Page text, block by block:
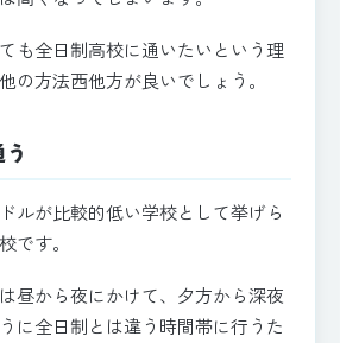
も全日制高校に通いたいという理
の方法西他方が良いでしょう。
ルが比較的低い学校として挙げら
です。
昼から夜にかけて、夕方から深夜
に全日制とは違う時間帯に行うた